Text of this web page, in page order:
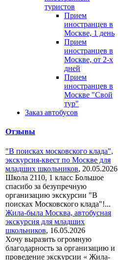
туристов
Прием
иностранцев в
Москве, 1 день
Прием
иностранцев в
Москве, от 2-х
дней
Прием
иностранцев в
Москве "Свой
тур"
Заказ автобусов
Отзывы
"В поисках московского клада",
экскурсия-квест по Москве для
младших школьников, 20.05.2026
Школа 2110, 1 класс Большое
спасибо за безупречную
организацию экскурсии "В
поисках Московского клада"!...
Жила-была Москва, автобусная
экскурсия для младших
школьников, 16.05.2026
Хочу выразить огромную
благодарность за организацию и
проведение экскурсии « Жила-